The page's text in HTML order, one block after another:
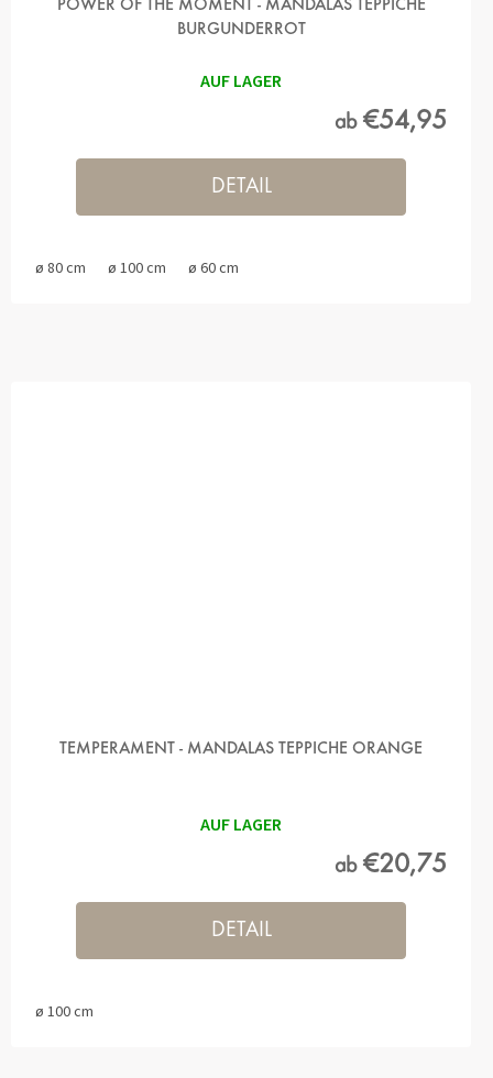
POWER OF THE MOMENT - MANDALAS TEPPICHE
BURGUNDERROT
AUF LAGER
ab€54,95
DETAIL
ø 80 cm ø 100 cm ø 60 cm
TEMPERAMENT - MANDALAS TEPPICHE ORANGE
AUF LAGER
ab€20,75
DETAIL
ø 100 cm